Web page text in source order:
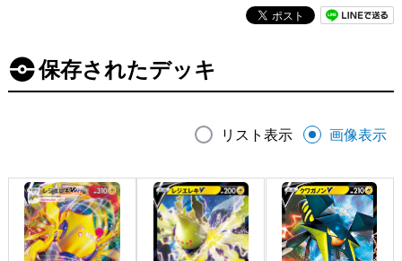
保存されたデッキ
リスト表示 画像表示